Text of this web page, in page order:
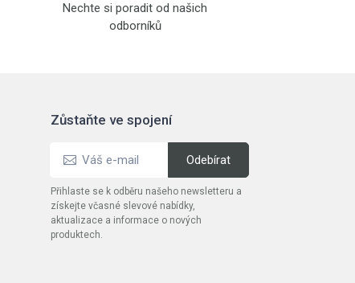
Nechte si poradit od našich
odborníků
Zůstaňte ve spojení
Přihlaste se k odběru našeho newsletteru a
získejte včasné slevové nabídky,
aktualizace a informace o nových
produktech.